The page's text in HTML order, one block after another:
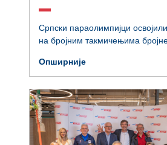
Српски параолимпијци
на бројним такмичењима
са инвалидитетом. У Ариљу је
седница Управног одбора
комитета на којој су
наступ на параолимпијади,
Опширније